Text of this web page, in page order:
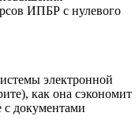
ИПБР с нулевого
электронной
как она сэкономит
с документами